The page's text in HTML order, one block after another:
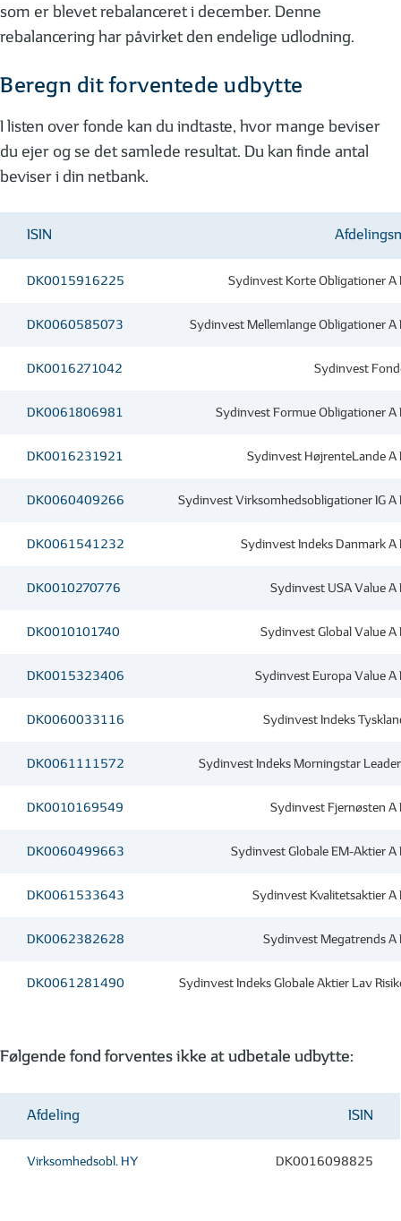
som er blevet rebalanceret i december. Denne
rebalancering har påvirket den endelige udlodning.
Beregn dit forventede udbytte
I listen over fonde kan du indtaste, hvor mange beviser
du ejer og se det samlede resultat. Du kan finde antal
beviser i din netbank.
ISIN
DK0015916225 Sydinvest Korte Obligationer A
DK0060585073 Sydinvest Mellemlange Obligationer A
DK0016271042 Sydinvest
DK0061806981 Sydinvest Formue Obligationer A
DK0016231921 Sydinvest HøjrenteLande A
DK0060409266 Sydinvest Virksomhedsobligationer IG A
DK0061541232 Sydinvest Indeks Danmark A
DK0010270776 Sydinvest USA Value A
DK0010101740 Sydinvest Global Value A
DK0015323406 Sydinvest Europa Value A
DK0060033116 Sydinvest Indeks
DK0061111572 Sydinvest Indeks Morningstar
DK0010169549 Sydinvest Fjernøsten A
DK0060499663 Sydinvest Globale EM-Aktier A
DK0061533643 Sydinvest Kvalitetsaktier A
DK0062382628 Sydinvest Megatrends A
DK0061281490 Sydinvest Indeks Globale Aktier Lav
Følgende fond forventes ikke at udbetale udbytte:
Afdeling ISIN
Virksomhedsobl. HY DK0016098825